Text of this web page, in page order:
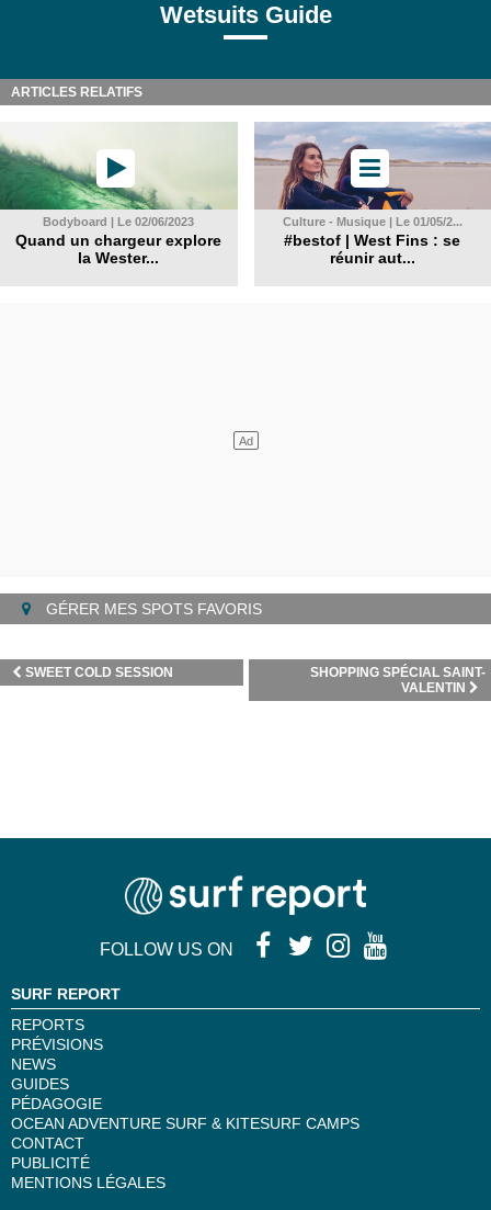
Wetsuits Guide
ARTICLES RELATIFS
Bodyboard | Le 02/06/2023
Quand un chargeur explore
la Wester...
Culture - Musique | Le 01/05/2...
#bestof | West Fins : se
réunir aut...
GÉRER MES SPOTS FAVORIS
SHOPPING SPÉCIAL SAINT-
VALENTIN
SWEET COLD SESSION
FOLLOW US ON
SURF REPORT
REPORTS
PRÉVISIONS
NEWS
GUIDES
PÉDAGOGIE
OCEAN ADVENTURE SURF & KITESURF CAMPS
CONTACT
PUBLICITÉ
MENTIONS LÉGALES